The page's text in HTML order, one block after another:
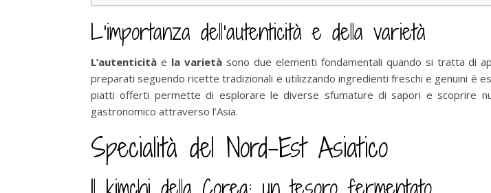
L’importanza dell’autenticità e della varietà
L’autenticità e la varietàsono due elementi fondamentali quando si tratta di
preparati seguendo ricette tradizionali e utilizzando ingredienti freschi e genuini è
piatti offerti permette di esplorare le diverse sfumature di sapori e scoprire
gastronomico attraverso l’Asia.
Specialità del Nord-Est Asiatico